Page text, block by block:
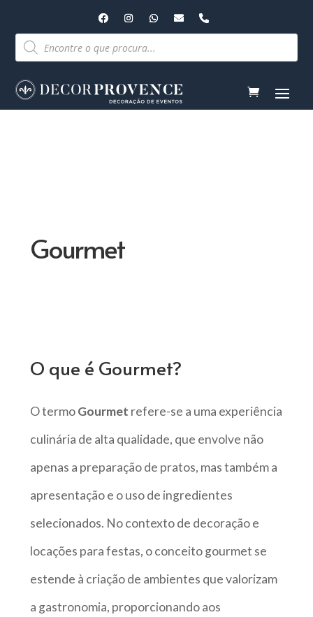
Pesquisar
produtos
Gourmet
O que é Gourmet?
O termoGourmet refere-se a uma experiência
culinária de alta qualidade, que envolve não
apenas a preparação de pratos, mas também a
apresentação e o uso de ingredientes
selecionados. No contexto de decoração e
locações para festas, o conceito gourmet se
estende à criação de ambientes que valorizam
a gastronomia, proporcionando aos